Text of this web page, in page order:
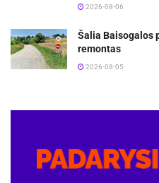
2026-08-06
Šalia Baisogalos
remontas
2026-08-05